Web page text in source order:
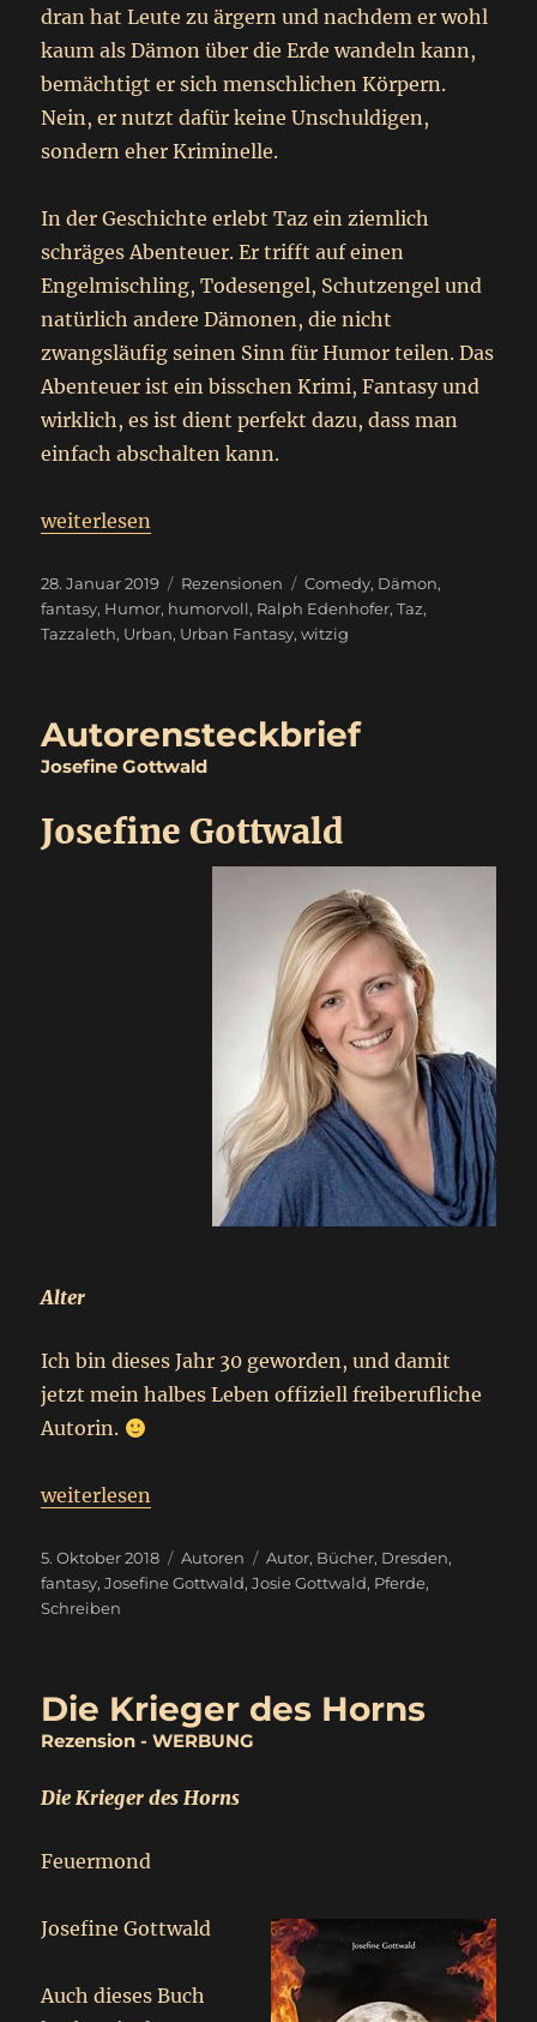
dran hat Leute zu ärgern und nachdem er wohl
kaum als Dämon über die Erde wandeln kann,
bemächtigt er sich menschlichen Körpern.
Nein, er nutzt dafür keine Unschuldigen,
sondern eher Kriminelle.
In der Geschichte erlebt Taz ein ziemlich
schräges Abenteuer. Er trifft auf einen
Engelmischling, Todesengel, Schutzengel und
natürlich andere Dämonen, die nicht
zwangsläufig seinen Sinn für Humor teilen. Das
Abenteuer ist ein bisschen Krimi, Fantasy und
wirklich, es ist dient perfekt dazu, dass man
einfach abschalten kann.
„Tazzaleth
weiterlesen
Veröffentlicht
am
28. Januar 2019 Kategorien
Rezensionen Schlagwörter
Comedy, Dämon,
fantasy, Humor, humorvoll, Ralph Edenhofer,Taz,
Tazzaleth, Urban, Urban Fantasy,witzig
Autorensteckbrief
Josefine Gottwald
Josefine Gottwald
Alter
Ich bin dieses Jahr 30 geworden, und damit
jetzt mein halbes Leben offiziell freiberufliche
Autorin.
„Autorensteckbrief
weiterlesen
Veröffentlicht
am
5. Oktober 2018 Kategorien
Autoren Schlagwörter
Autor, Bücher, Dresden,
fantasy,Josefine Gottwald,Josie Gottwald, Pferde,
Schreiben
Die Krieger des Horns
Rezension - WERBUNG
Die Krieger des Horns
Feuermond
Josefine Gottwald
Auch dieses Buch